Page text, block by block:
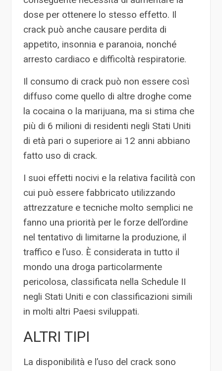
dose per ottenere lo stesso effetto. Il
crack può anche causare perdita di
appetito, insonnia e paranoia, nonché
arresto cardiaco e difficoltà respiratorie.
Il consumo di crack può non essere così
diffuso come quello di altre droghe come
la cocaina o la marijuana, ma si stima che
più di 6 milioni di residenti negli Stati Uniti
di età pari o superiore ai 12 anni abbiano
fatto uso di crack.
I suoi effetti nocivi e la relativa facilità con
cui può essere fabbricato utilizzando
attrezzature e tecniche molto semplici ne
fanno una priorità per le forze dell’ordine
nel tentativo di limitarne la produzione, il
traffico e l’uso. È considerata in tutto il
mondo una droga particolarmente
pericolosa, classificata nella Schedule II
negli Stati Uniti e con classificazioni simili
in molti altri Paesi sviluppati.
ALTRI TIPI
La disponibilità e l’uso del crack sono